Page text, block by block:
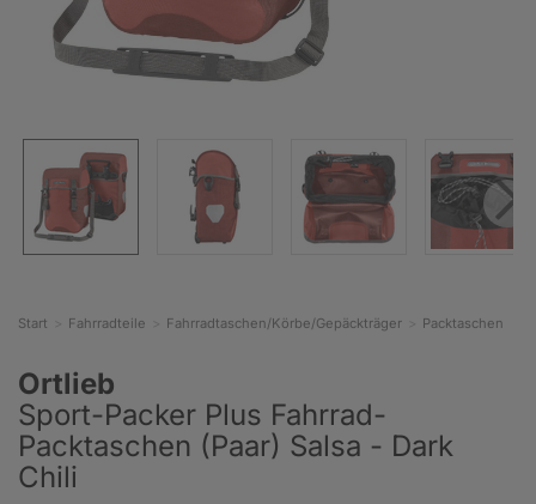
Start Fahrradteile Fahrradtaschen/Körbe/Gepäckträger Packtaschen
Ortlieb
Sport-Packer Plus Fahrrad-
Packtaschen (Paar) Salsa - Dark
Chili